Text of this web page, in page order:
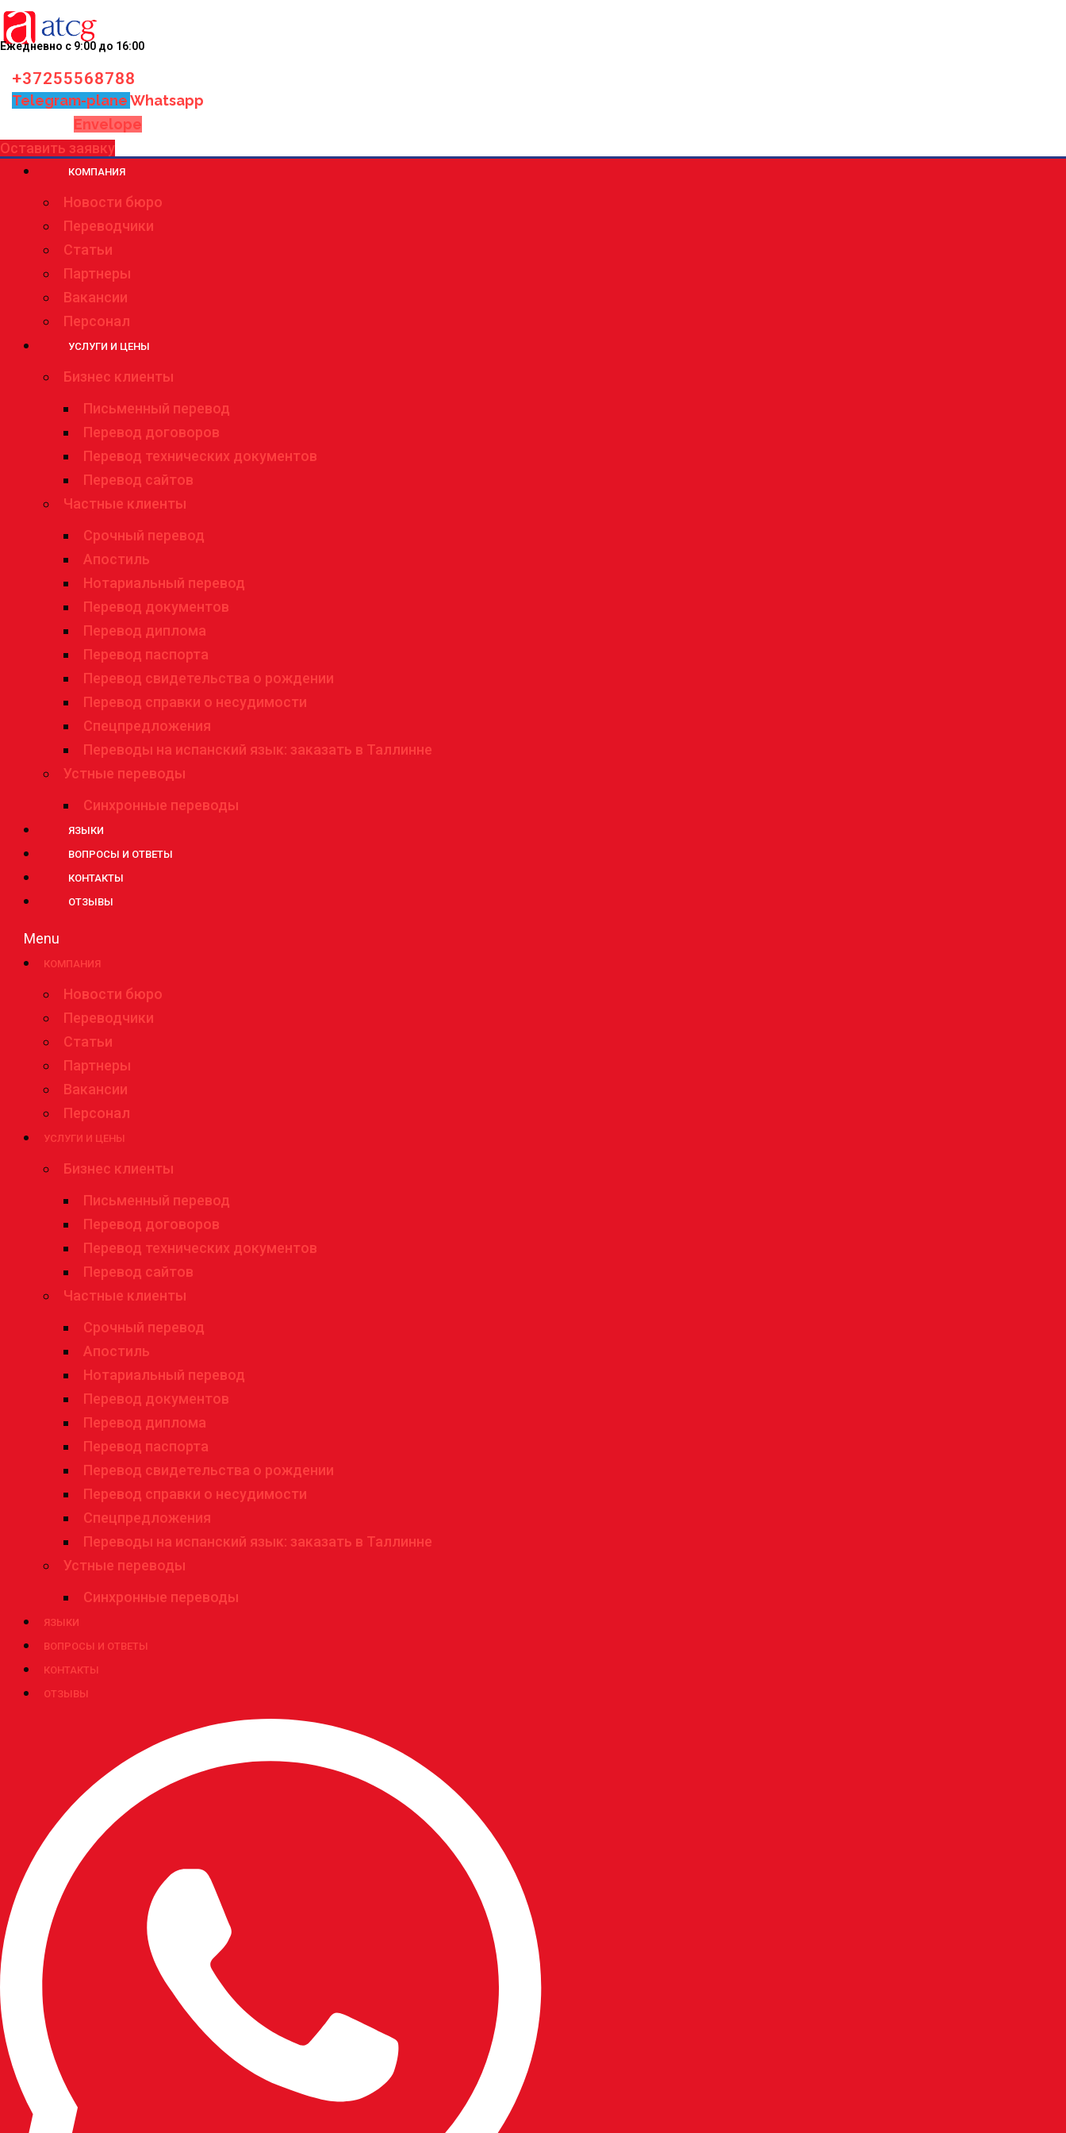
Ежедневно с 9:00 до 16:00
+37255568788
Telegram-planeWhatsapp
Envelope
Оставить заявку
КОМПАНИЯ
Новости бюро
Переводчики
Статьи
Партнеры
Вакансии
Персонал
УСЛУГИ И ЦЕНЫ
Бизнес клиенты
Письменный перевод
Перевод договоров
Перевод технических документов
Перевод сайтов
Частные клиенты
Срочный перевод
Апостиль
Нотариальный перевод
Перевод документов
Перевод диплома
Перевод паспорта
Перевод свидетельства о рождении
Перевод справки о несудимости
Спецпредложения
Переводы на испанский язык: заказать в Таллинне
Устные переводы
Синхронные переводы
ЯЗЫКИ
ВОПРОСЫ И ОТВЕТЫ
КОНТАКТЫ
ОТЗЫВЫ
Menu
КОМПАНИЯ
Новости бюро
Переводчики
Статьи
Партнеры
Вакансии
Персонал
УСЛУГИ И ЦЕНЫ
Бизнес клиенты
Письменный перевод
Перевод договоров
Перевод технических документов
Перевод сайтов
Частные клиенты
Срочный перевод
Апостиль
Нотариальный перевод
Перевод документов
Перевод диплома
Перевод паспорта
Перевод свидетельства о рождении
Перевод справки о несудимости
Спецпредложения
Переводы на испанский язык: заказать в Таллинне
Устные переводы
Синхронные переводы
ЯЗЫКИ
ВОПРОСЫ И ОТВЕТЫ
КОНТАКТЫ
ОТЗЫВЫ